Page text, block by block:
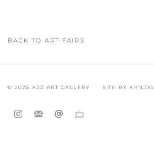
BACK TO ART FAIRS
© 2026 A2Z ART GALLERY SITE BY